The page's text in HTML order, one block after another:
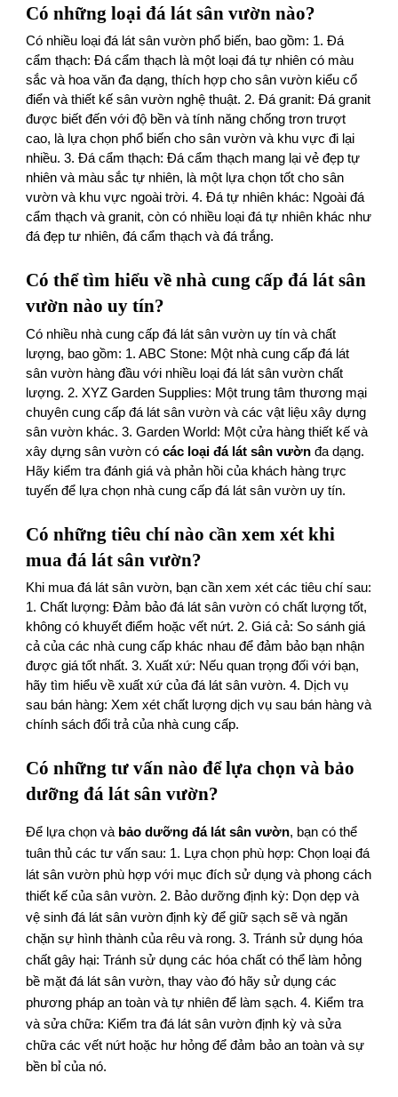
Có những loại đá lát sân vườn nào?
Có nhiều loại đá lát sân vườn phổ biến, bao gồm: 1. Đá
cẩm thạch: Đá cẩm thạch là một loại đá tự nhiên có màu
sắc và hoa văn đa dạng, thích hợp cho sân vườn kiểu cổ
điển và thiết kế sân vườn nghệ thuật. 2. Đá granit: Đá granit
được biết đến với độ bền và tính năng chống trơn trượt
cao, là lựa chọn phổ biến cho sân vườn và khu vực đi lại
nhiều. 3. Đá cẩm thạch: Đá cẩm thạch mang lại vẻ đẹp tự
nhiên và màu sắc tự nhiên, là một lựa chọn tốt cho sân
vườn và khu vực ngoài trời. 4. Đá tự nhiên khác: Ngoài đá
cẩm thạch và granit, còn có nhiều loại đá tự nhiên khác như
đá đẹp tư nhiên, đá cẩm thạch và đá trắng.
Có thể tìm hiểu về nhà cung cấp đá lát sân
vườn nào uy tín?
Có nhiều nhà cung cấp đá lát sân vườn uy tín và chất
lượng, bao gồm: 1. ABC Stone: Một nhà cung cấp đá lát
sân vườn hàng đầu với nhiều loại đá lát sân vườn chất
lượng. 2. XYZ Garden Supplies: Một trung tâm thương mại
chuyên cung cấp đá lát sân vườn và các vật liệu xây dựng
sân vườn khác. 3. Garden World: Một cửa hàng thiết kế và
xây dựng sân vườn cócác loại đá lát sân vườn đa dạng.
Hãy kiểm tra đánh giá và phản hồi của khách hàng trực
tuyến để lựa chọn nhà cung cấp đá lát sân vườn uy tín.
Có những tiêu chí nào cần xem xét khi
mua đá lát sân vườn?
Khi mua đá lát sân vườn, bạn cần xem xét các tiêu chí sau:
1. Chất lượng: Đảm bảo đá lát sân vườn có chất lượng tốt,
không có khuyết điểm hoặc vết nứt. 2. Giá cả: So sánh giá
cả của các nhà cung cấp khác nhau để đảm bảo bạn nhận
được giá tốt nhất. 3. Xuất xứ: Nếu quan trọng đối với bạn,
hãy tìm hiểu về xuất xứ của đá lát sân vườn. 4. Dịch vụ
sau bán hàng: Xem xét chất lượng dịch vụ sau bán hàng và
chính sách đổi trả của nhà cung cấp.
Có những tư vấn nào để lựa chọn và bảo
dưỡng đá lát sân vườn?
Để lựa chọn và bảo dưỡng đá lát sân vườn, bạn có thể
tuân thủ các tư vấn sau: 1. Lựa chọn phù hợp: Chọn loại đá
lát sân vườn phù hợp với mục đích sử dụng và phong cách
thiết kế của sân vườn. 2. Bảo dưỡng định kỳ: Dọn dẹp và
vệ sinh đá lát sân vườn định kỳ để giữ sạch sẽ và ngăn
chặn sự hình thành của rêu và rong. 3. Tránh sử dụng hóa
chất gây hại: Tránh sử dụng các hóa chất có thể làm hỏng
bề mặt đá lát sân vườn, thay vào đó hãy sử dụng các
phương pháp an toàn và tự nhiên để làm sạch. 4. Kiểm tra
và sửa chữa: Kiểm tra đá lát sân vườn định kỳ và sửa
chữa các vết nứt hoặc hư hỏng để đảm bảo an toàn và sự
bền bỉ của nó.